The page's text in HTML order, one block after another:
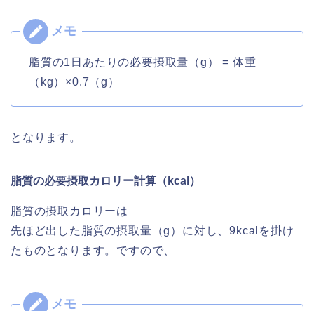
脂質の1日あたりの必要摂取量（g） = 体重
（kg）×0.7（g）
となります。
脂質の必要摂取カロリー計算（kcal）
脂質の摂取カロリーは
先ほど出した脂質の摂取量（g）に対し、9kcalを掛け
たものとなります。ですので、